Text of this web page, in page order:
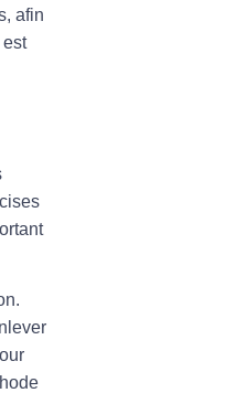
afin
.